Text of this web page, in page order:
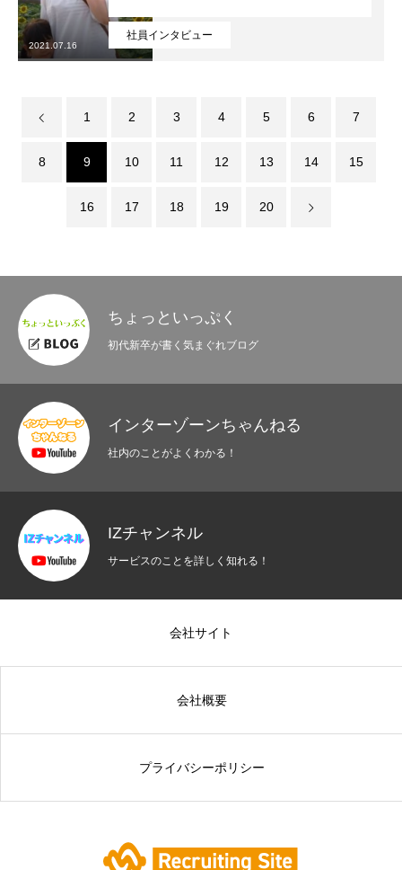
求人情報 社員インタビュー
2021.07.16
1 2 3 4 5 6 7
8 9 10 11 12 13 14 15
16 17 18 19 20
ちょっといっぷく
初代新卒が書く気まぐれブログ
インターゾーンちゃんねる
社内のことがよくわかる！
IZチャンネル
サービスのことを詳しく知れる！
会社サイト
会社概要
プライバシーポリシー